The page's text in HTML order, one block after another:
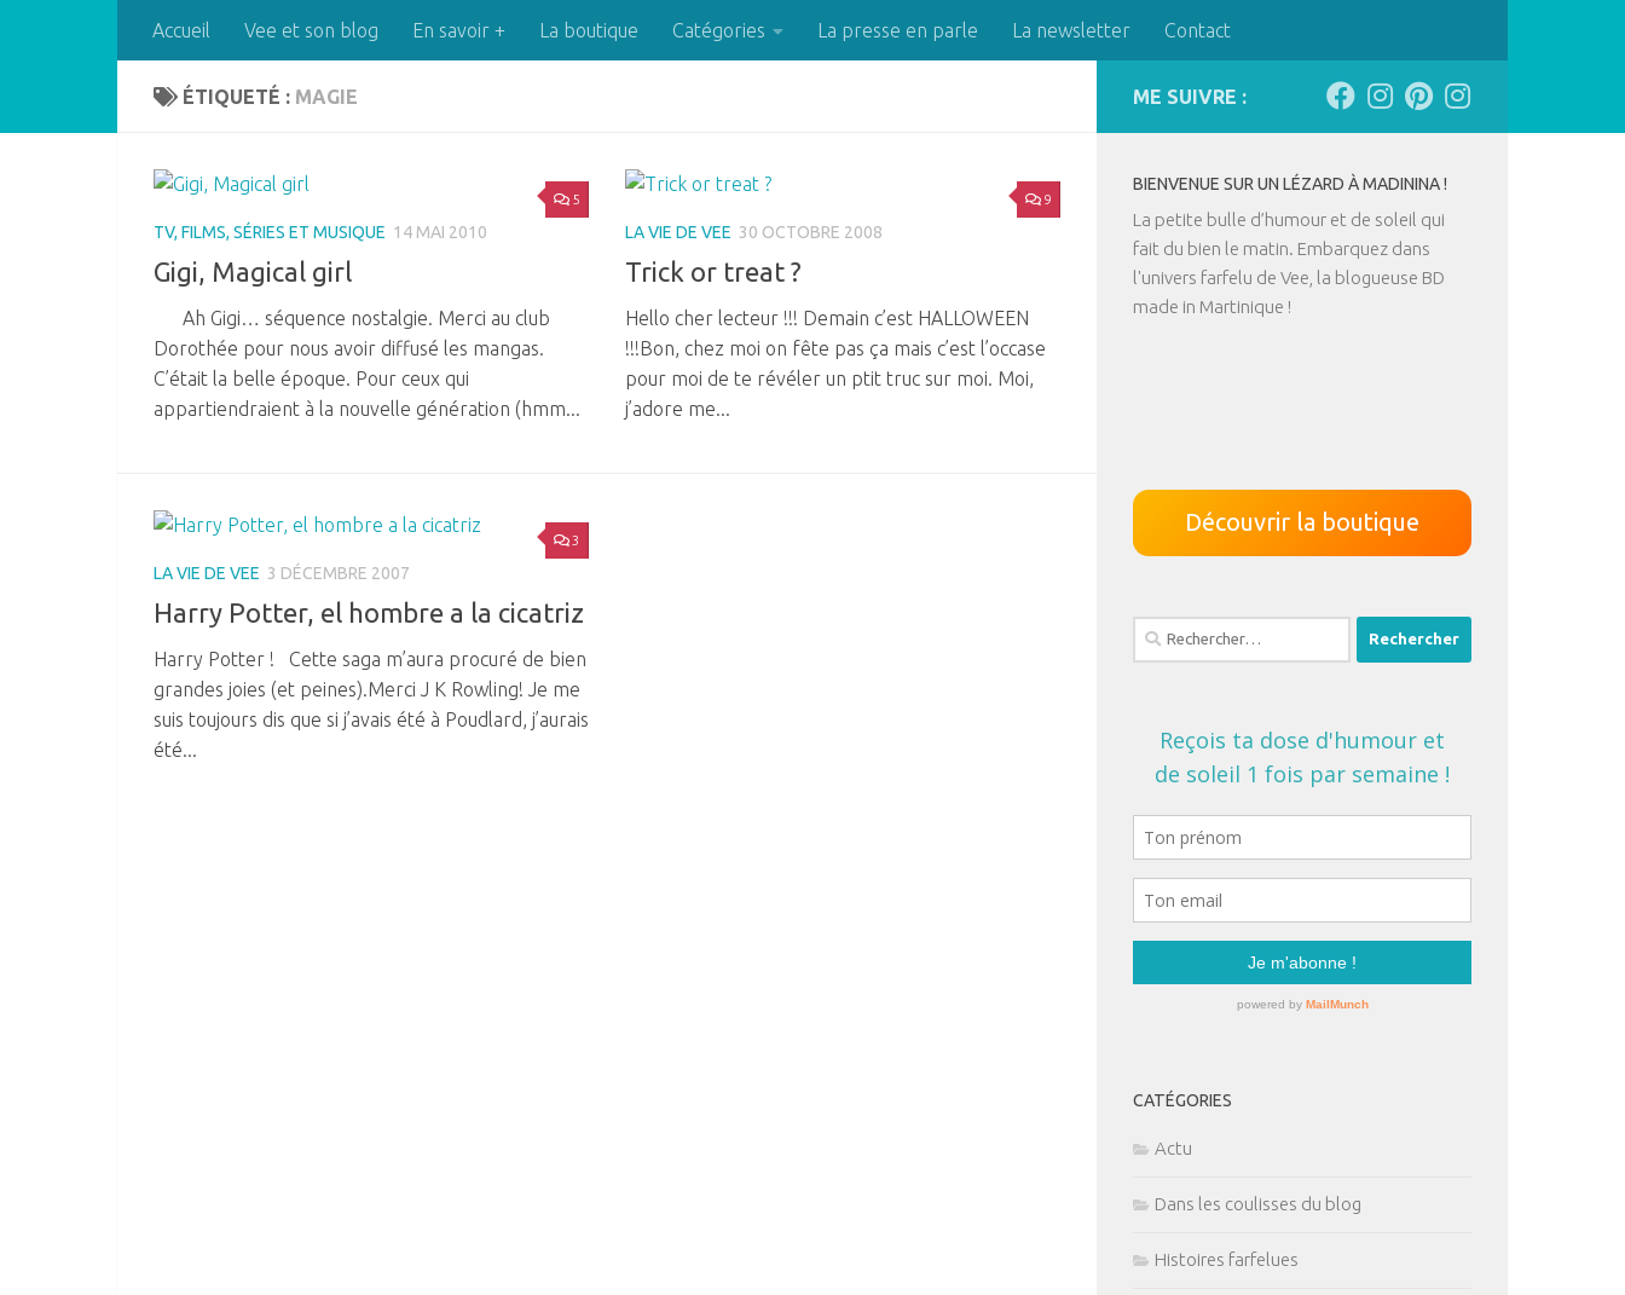
Skip to contentAccueil Vee et son blog En savoir + La boutique Catégories La presse en parle La newsletter Contact
ÉTIQUETÉ : MAGIE
5
TV, FILMS, SÉRIES ET MUSIQUE 14 MAI 2010
Gigi, Magical girl
Ah Gigi… séquence nostalgie. Merci au club
Dorothée pour nous avoir diffusé les mangas.
C’était la belle époque. Pour ceux qui
appartiendraient à la nouvelle génération (hmm...
9
LA VIE DE VEE 30 OCTOBRE 2008
Trick or treat ?
Hello cher lecteur !!! Demain c’est HALLOWEEN
!!!Bon, chez moi on fête pas ça mais c’est l’occase
pour moi de te révéler un ptit truc sur moi. Moi,
j’adore me...
3
LA VIE DE VEE 3 DÉCEMBRE 2007
Harry Potter, el hombre a la cicatriz
Harry Potter ! Cette saga m’aura procuré de bien
grandes joies (et peines).Merci J K Rowling! Je me
suis toujours dis que si j’avais été à Poudlard, j’aurais
été...
ME SUIVRE :
BIENVENUE SUR UN LÉZARD À MADININA !
La petite bulle d’humour et de soleil qui
fait du bien le matin. Embarquez dans
l'univers farfelu de Vee, la blogueuse BD
made in Martinique !
Découvrir la boutique
Rechercher :
CATÉGORIES
Actu
Dans les coulisses du blog
Histoires farfelues